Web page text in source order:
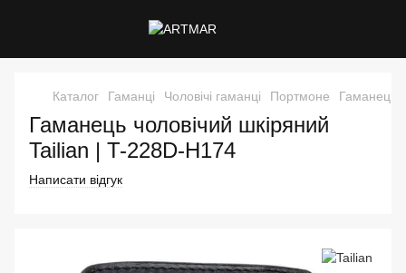
Каталог Гаманці Чоловічі гаманці Портмоне Гаманець
Гаманець чоловічий шкіряний
Tailian | T-228D-H174
Написати відгук